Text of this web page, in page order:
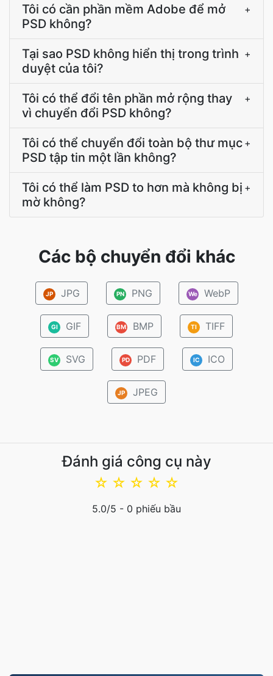
Tôi có cần phần mềm Adobe để mở
PSD không?
+
Tại sao PSD không hiển thị trong trình
duyệt của tôi?
+
Tôi có thể đổi tên phần mở rộng thay
vì chuyển đổi PSD không?
+
Tôi có thể chuyển đổi toàn bộ thư mục
PSD tập tin một lần không?
+
Tôi có thể làm PSD to hơn mà không bị
mờ không?
+
Các bộ chuyển đổi khác
JP JPG PN PNG We WebP
GI GIF BM BMP TI TIFF
SV SVG PD PDF IC ICO
JP JPEG
Đánh giá công cụ này
☆
☆
☆
☆
☆
5.0/5 - 0 phiếu bầu